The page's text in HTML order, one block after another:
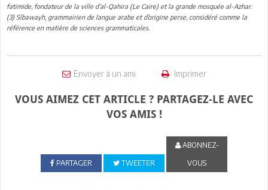
fatimide, fondateur de la ville d’al-Qahira (Le Caire) et la grande mosquée al-Azhar.
(3) Sîbawayh, grammairien de langue arabe et d’origine perse, considéré comme la
référence en matière de sciences grammaticales.
Envoyer à un ami Imprimer
VOUS AIMEZ CET ARTICLE ? PARTAGEZ-LE AVEC
VOS AMIS !
PARTAGER TWEETER
ABONNEZ-
VOUS